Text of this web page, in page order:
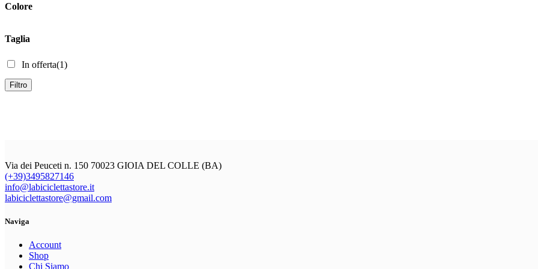
Colore
Taglia
In offerta(1)
Filtro
Via dei Peuceti n. 150 70023 GIOIA DEL COLLE (BA)
(+39)3495827146
info@labiciclettastore.it
labiciclettastore@gmail.com
Naviga
Account
Shop
Chi Siamo